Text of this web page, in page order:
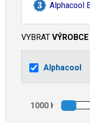
Alphacool
VYBRAT VÝROBCE
Alphacool